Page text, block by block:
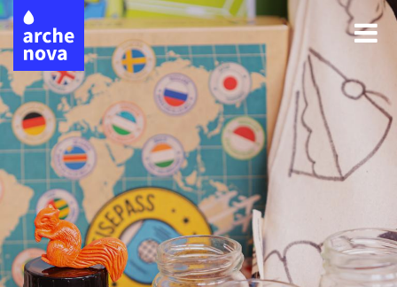
Direkt
zum
Inhalt